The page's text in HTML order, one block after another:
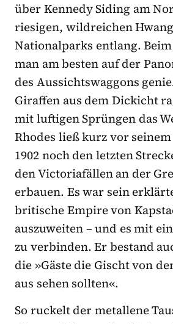
über Kennedy Siding am
riesigen, wildreichen
Nationalparks entlang.
man am besten auf der
des Aussichtswaggons
Giraffen aus dem Dickicht
mit luftigen Sprüngen das
Rhodes ließ kurz vor
1902 noch den letzten
den Victoriafällen an der
erbauen. Es war sein
britische Empire von
auszuweiten – und es mit
zu verbinden. Er bestand
die »Gäste die Gischt von
aus sehen sollten«.
So ruckelt der metallene